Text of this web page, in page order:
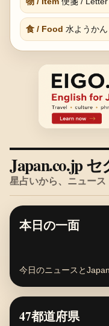
食 / Food 水ようか
Japan.co.jp
星占いから、ニュー
本日の一面
今日のニュースと
47都道府県